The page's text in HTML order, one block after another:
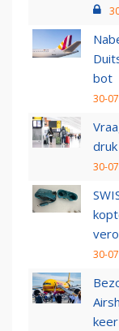
bot
30-
30-
30-
keer